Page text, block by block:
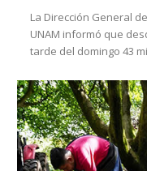
La Dirección General
UNAM informó que
tarde del domingo 43